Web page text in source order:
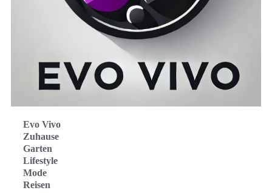
Evo Vivo
Zuhause
Garten
Lifestyle
Mode
Reisen